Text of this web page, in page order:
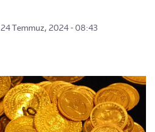
24 Temmuz, 2024 - 08:43